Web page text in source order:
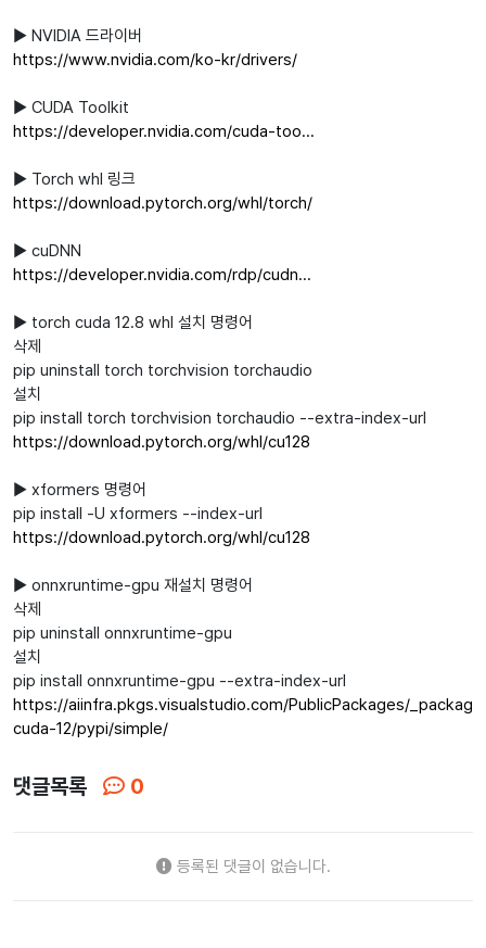
▶ NVIDIA 드라이버
https://www.nvidia.com/ko-kr/drivers/
▶ CUDA Toolkit
https://developer.nvidia.com/cuda-too...
▶ Torch whl 링크
https://download.pytorch.org/whl/torch/
▶ cuDNN
https://developer.nvidia.com/rdp/cudn...
▶ torch cuda 12.8 whl 설치 명령어
삭제
pip uninstall torch torchvision torchaudio
설치
pip install torch torchvision torchaudio --extra-index-url
https://download.pytorch.org/whl/cu128
▶ xformers 명령어
pip install -U xformers --index-url
https://download.pytorch.org/whl/cu128
▶ onnxruntime-gpu 재설치 명령어
삭제
pip uninstall onnxruntime-gpu
설치
pip install onnxruntime-gpu --extra-index-url
https://aiinfra.pkgs.visualstudio.com/PublicPackages/
cuda-12/pypi/simple/
댓글목록 0
등록된 댓글이 없습니다.